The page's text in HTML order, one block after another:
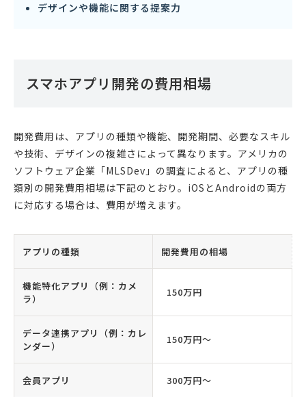
デザインや機能に関する提案力
スマホアプリ開発の費用相場
開発費用は、アプリの種類や機能、開発期間、必要なスキル
や技術、デザインの複雑さによって異なります。アメリカの
ソフトウェア企業「MLSDev」の調査によると、アプリの種
類別の開発費用相場は下記のとおり。iOSとAndroidの両方
に対応する場合は、費用が増えます。
アプリの種類 開発費用の相場
機能特化アプリ（例：カメ
ラ）
150万円
データ連携アプリ（例：カレ
ンダー）
150万円〜
会員アプリ 300万円〜